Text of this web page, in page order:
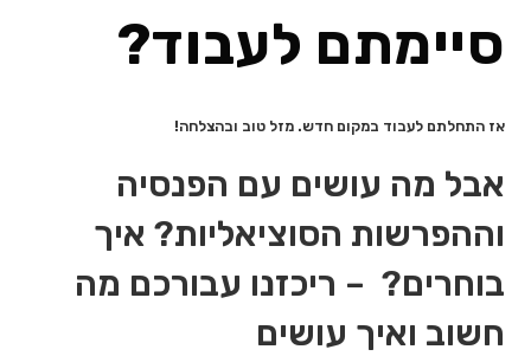
סיימתם לעבוד?
אז התחלתם לעבוד במקום חדש. מזל טוב ובהצלחה!
אבל מה עושים עם הפנסיה
וההפרשות הסוציאליות? איך
בוחרים? – ריכזנו עבורכם מה
חשוב ואיך עושים